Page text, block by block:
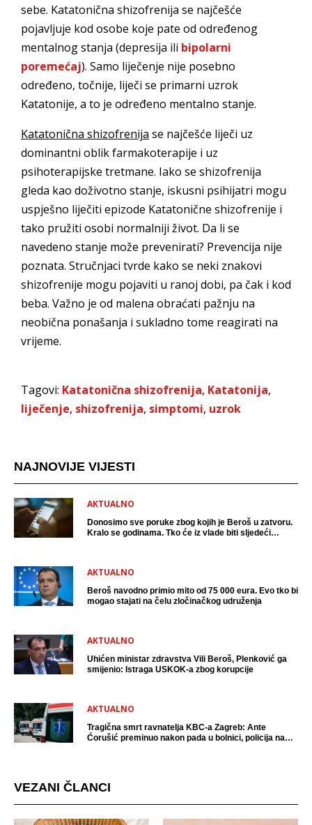
sebe. Katatonična shizofrenija se najčešće
pojavljuje kod osobe koje pate od određenog
mentalnog stanja (depresija ili bipolarni
poremećaj). Samo liječenje nije posebno
određeno, točnije, liječi se primarni uzrok
Katatonije, a to je određeno mentalno stanje.
Katatonična shizofrenija se najčešće liječi uz
dominantni oblik farmakoterapije i uz
psihoterapijske tretmane. Iako se shizofrenija
gleda kao doživotno stanje, iskusni psihijatri mogu
uspješno liječiti epizode Katatonične shizofrenije i
tako pružiti osobi normalniji život. Da li se
navedeno stanje može prevenirati? Prevencija nije
poznata. Stručnjaci tvrde kako se neki znakovi
shizofrenije mogu pojaviti u ranoj dobi, pa čak i kod
beba. Važno je od malena obraćati pažnju na
neobična ponašanja i sukladno tome reagirati na
vrijeme.
Tagovi: Katatonična shizofrenija, Katatonija,
liječenje, shizofrenija, simptomi, uzrok
NAJNOVIJE VIJESTI
AKTUALNO
Donosimo sve poruke zbog kojih je Beroš u zatvoru.
Kralo se godinama. Tko će iz vlade biti sljedeći
AKTUALNO
Beroš navodno primio mito od 75 000 eura. Evo tko bi
mogao stajati na čelu zločinačkog udruženja
AKTUALNO
Uhićen ministar zdravstva Vili Beroš, Plenković ga
smijenio: Istraga USKOK-a zbog korupcije
AKTUALNO
Tragična smrt ravnatelja KBC-a Zagreb: Ante
Ćorušić preminuo nakon pada u bolnici, policija na
VEZANI ČLANCI